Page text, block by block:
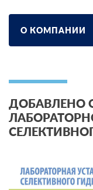
О КОМПАНИИ
ДОБАВЛЕНО